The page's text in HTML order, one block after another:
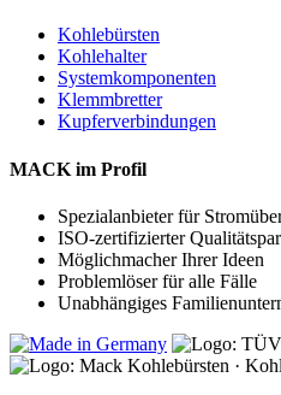
Kohlebürsten
Kohlehalter
Systemkomponenten
Klemmbretter
Kupferverbindungen
MACK im Profil
Spezialanbieter für
ISO-zertifizierter
Möglichmacher Ihrer Ideen
Problemlöser für alle Fälle
Unabhängiges